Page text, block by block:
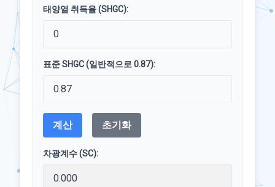
태양열 취득율 (SHGC):
표준 SHGC (일반적으로 0.87):
계산 초기화
차광계수 (SC):